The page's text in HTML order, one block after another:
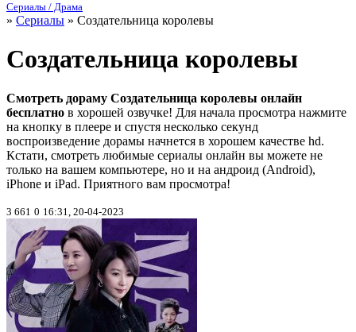
Сериалы / Драма
» Сериалы » Создательница королевы
Создательница королевы
Смотреть дораму Создательница королевы онлайн
бесплатно в хорошей озвучке! Для начала просмотра нажмите
на кнопку в плеере и спустя несколько секунд
воспроизведение дорамы начнется в хорошем качестве hd.
Кстати, смотреть любимые сериалы онлайн вы можете не
только на вашем компьютере, но и на андроид (Android),
iPhone и iPad. Приятного вам просмотра!
3 661 0 16:31, 20-04-2023